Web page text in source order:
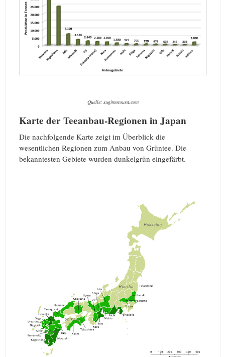
Quelle: sugimotousa.com
Karte der Teeanbau-Regionen in Japan
Die nachfolgende Karte zeigt im Überblick die
wesentlichen Regionen zum Anbau von Grüntee. Die
bekanntesten Gebiete wurden dunkelgrün eingefärbt.